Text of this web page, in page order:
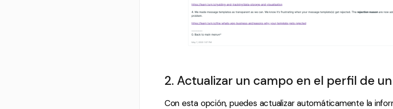
2. Actualizar un campo en el perfil de
Con esta opción, puedes actualizar automáticamente la